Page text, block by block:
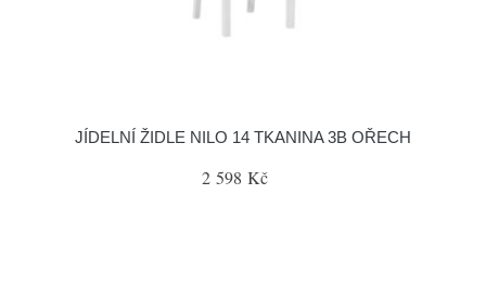
JÍDELNÍ ŽIDLE NILO 14 TKANINA 3B OŘECH
2 598 Kč